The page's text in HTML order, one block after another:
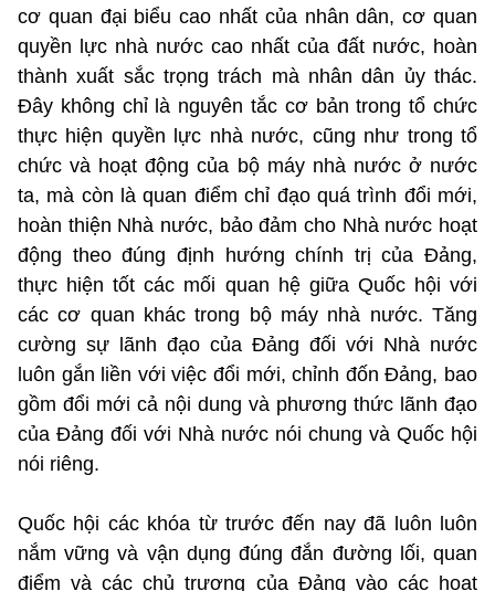
cơ quan đại biểu cao nhất của nhân dân, cơ quan
quyền lực nhà nước cao nhất của đất nước, hoàn
thành xuất sắc trọng trách mà nhân dân ủy thác.
Đây không chỉ là nguyên tắc cơ bản trong tổ chức
thực hiện quyền lực nhà nước, cũng như trong tổ
chức và hoạt động của bộ máy nhà nước ở nước
ta, mà còn là quan điểm chỉ đạo quá trình đổi mới,
hoàn thiện Nhà nước, bảo đảm cho Nhà nước hoạt
động theo đúng định hướng chính trị của Đảng,
thực hiện tốt các mối quan hệ giữa Quốc hội với
các cơ quan khác trong bộ máy nhà nước. Tăng
cường sự lãnh đạo của Đảng đối với Nhà nước
luôn gắn liền với việc đổi mới, chỉnh đốn Đảng, bao
gồm đổi mới cả nội dung và phương thức lãnh đạo
của Đảng đối với Nhà nước nói chung và Quốc hội
nói riêng.
Quốc hội các khóa từ trước đến nay đã luôn luôn
nắm vững và vận dụng đúng đắn đường lối, quan
điểm và các chủ trương của Đảng vào các hoạt